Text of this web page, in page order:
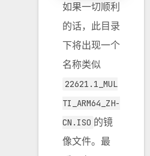
如果一切顺利
的话，此目录
下将出现一个
名称类似
22621.1_MUL
TI_ARM64_ZH-
CN.ISO 的镜
像文件。最